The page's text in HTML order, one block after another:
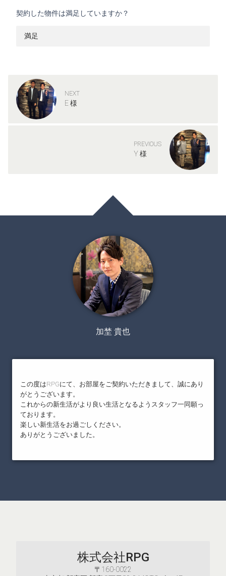
契約した物件は満足していますか？
満足
NEXT
E 様
PREVIOUS
Y 様
加埜 貴也
この度はRPGにて、お部屋をご契約いただきまして、誠にあり
がとうございます。
これからの新生活がより良い生活となるようスタッフ一同願っ
ております。
楽しい新生活をお過ごしください。
ありがとうございました。
株式会社RPG
〒160-0022